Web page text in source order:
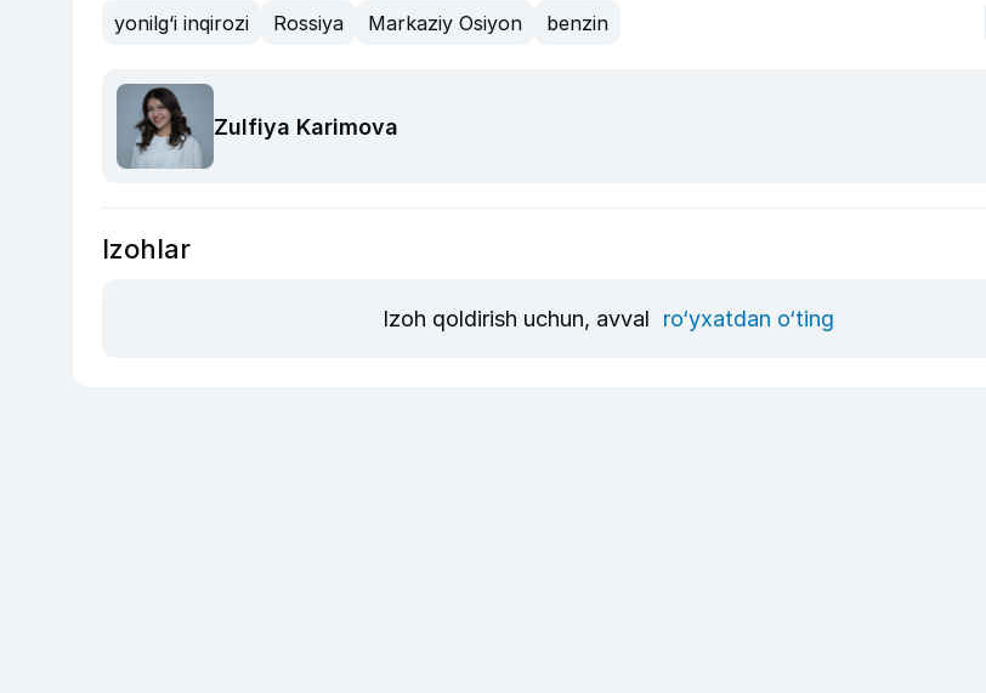
yonilg‘i inqirozi Rossiya Markaziy Osiyon benzin
Zulfiya Karimova
Izohlar
Izoh qoldirish uchun, avval ro‘yxatdan o‘ting